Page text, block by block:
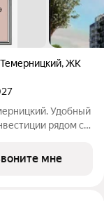
,ЖК
рядом с
мне